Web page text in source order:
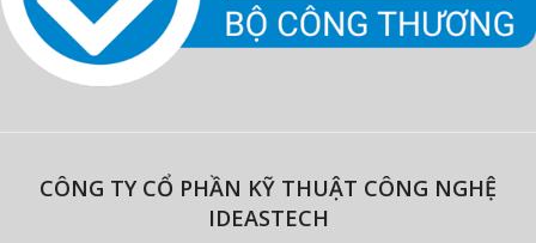
CÔNG TY CỔ PHẦN KỸ THUẬT CÔNG NGHỆ
IDEASTECH